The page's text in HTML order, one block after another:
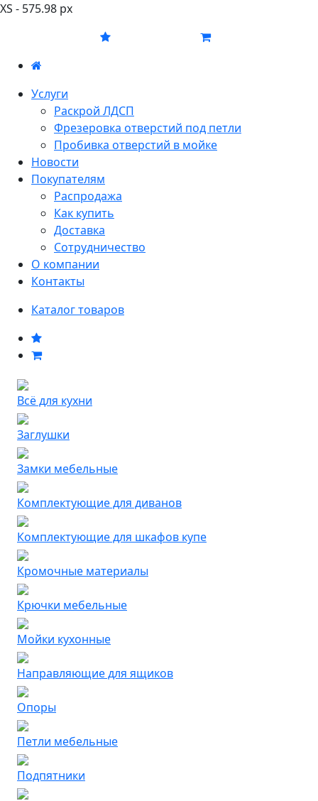
XS - 575.98 px
Услуги
Раскрой ЛДСП
Фрезеровка отверстий под петли
Пробивка отверстий в мойке
Новости
Покупателям
Распродажа
Как купить
Доставка
Сотрудничество
О компании
Контакты
Каталог товаров
Всё для кухни
Заглушки
Замки мебельные
Комплектующие для диванов
Комплектующие для шкафов купе
Кромочные материалы
Крючки мебельные
Мойки кухонные
Направляющие для ящиков
Опоры
Петли мебельные
Подпятники